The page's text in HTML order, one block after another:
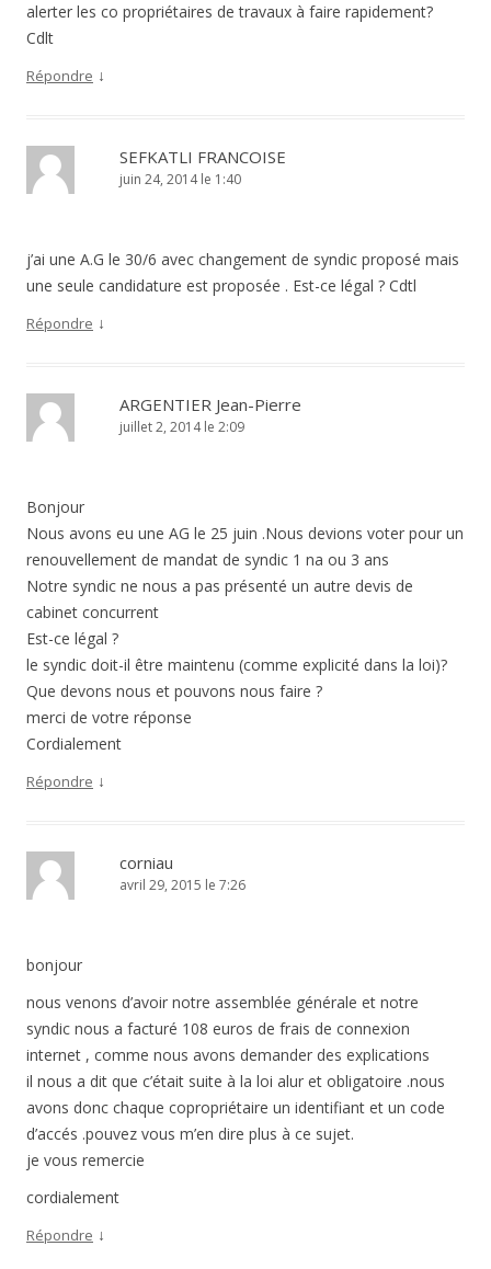
alerter les co propriétaires de travaux à faire rapidement?
Cdlt
Répondre ↓
SEFKATLI FRANCOISE
juin 24, 2014 le 1:40
j’ai une A.G le 30/6 avec changement de syndic proposé mais
une seule candidature est proposée . Est-ce légal ? Cdtl
Répondre ↓
ARGENTIER Jean-Pierre
juillet 2, 2014 le 2:09
Bonjour
Nous avons eu une AG le 25 juin .Nous devions voter pour un
renouvellement de mandat de syndic 1 na ou 3 ans
Notre syndic ne nous a pas présenté un autre devis de
cabinet concurrent
Est-ce légal ?
le syndic doit-il être maintenu (comme explicité dans la loi)?
Que devons nous et pouvons nous faire ?
merci de votre réponse
Cordialement
Répondre ↓
corniau
avril 29, 2015 le 7:26
bonjour
nous venons d’avoir notre assemblée générale et notre
syndic nous a facturé 108 euros de frais de connexion
internet , comme nous avons demander des explications
il nous a dit que c’était suite à la loi alur et obligatoire .nous
avons donc chaque copropriétaire un identifiant et un code
d’accés .pouvez vous m’en dire plus à ce sujet.
je vous remercie
cordialement
Répondre ↓